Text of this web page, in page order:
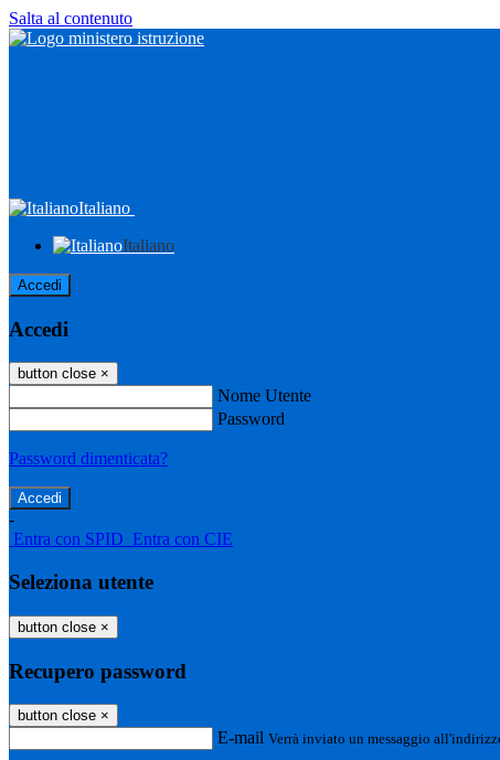
Salta al contenuto
Italiano
Italiano
Accedi
Accedi
button close ×
Nome Utente
Password
Password dimenticata?
-
Entra con SPID Entra con CIE
Seleziona utente
button close ×
Recupero password
button close ×
E-mail Verrà inviato un messaggio